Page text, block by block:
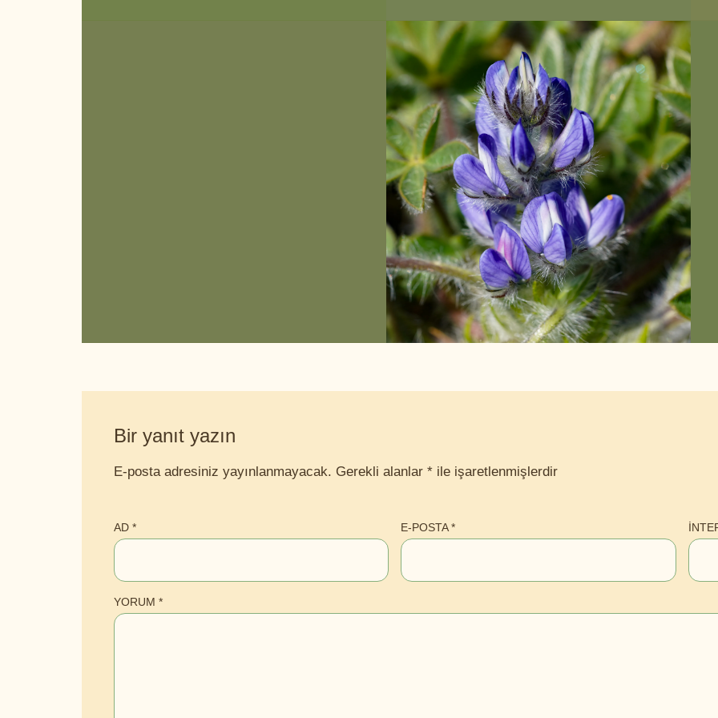
Bir yanıt yazın
E-posta adresiniz yayınlanmayacak. Gerekli alanlar * ile işaretlenmişlerdir
AD * E-POSTA*
YORUM *